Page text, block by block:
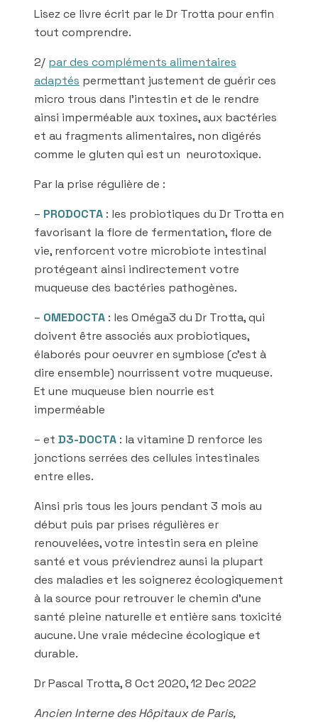
Lisez ce livre écrit par le Dr Trotta pour enfin
tout comprendre.
2/ par des compléments alimentaires
adaptés permettant justement de guérir ces
micro trous dans l’intestin et de le rendre
ainsi imperméable aux toxines, aux bactéries
et au fragments alimentaires, non digérés
comme le gluten qui est un neurotoxique.
Par la prise régulière de :
– PRODOCTA : les probiotiques du Dr Trotta en
favorisant la flore de fermentation, flore de
vie, renforcent votre microbiote intestinal
protégeant ainsi indirectement votre
muqueuse des bactéries pathogènes.
– OMEDOCTA : les Oméga3 du Dr Trotta, qui
doivent être associés aux probiotiques,
élaborés pour oeuvrer en symbiose (c’est à
dire ensemble) nourrissent votre muqueuse.
Et une muqueuse bien nourrie est
imperméable
– et D3-DOCTA : la vitamine D renforce les
jonctions serrées des cellules intestinales
entre elles.
Ainsi pris tous les jours pendant 3 mois au
début puis par prises régulières er
renouvelées, votre intestin sera en pleine
santé et vous préviendrez aunsi la plupart
des maladies et les soignerez écologiquement
à la source pour retrouver le chemin d’une
santé pleine naturelle et entière sans toxicité
aucune. Une vraie médecine écologique et
durable.
Dr Pascal Trotta, 8 Oct 2020, 12 Dec 2022
Ancien Interne des Hôpitaux de Paris,